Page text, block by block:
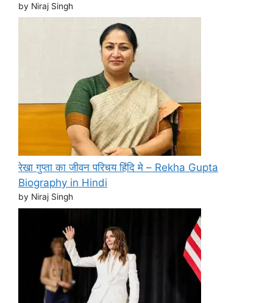
by Niraj Singh
रेखा गुप्ता का जीवन परिचय हिंदि मे – Rekha Gupta
Biography in Hindi
by Niraj Singh